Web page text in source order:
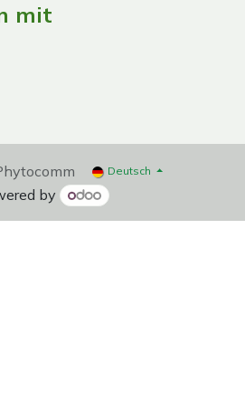
mit
Deutsch
by